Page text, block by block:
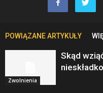
POWIĄZANE ARTYKUŁY
Zwolnienia
Skąd